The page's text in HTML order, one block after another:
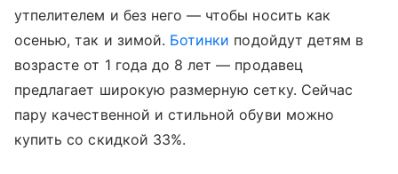
утпелителем и без него — чтобы носить как
осенью, так и зимой. Ботинки подойдут детям в
возрасте от 1 года до 8 лет — продавец
предлагает широкую размерную сетку. Сейчас
пару качественной и стильной обуви можно
купить со скидкой 33%.